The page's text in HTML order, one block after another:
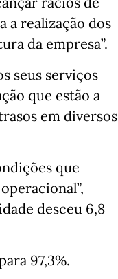
a realização dos
da empresa”.
seus serviços
que estão a
em diversos
que
desceu 6,8
97,3%.